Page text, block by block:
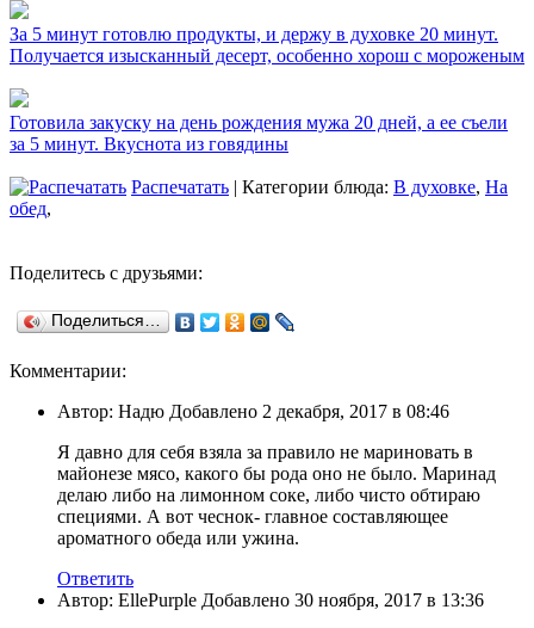
За 5 минут готовлю продукты, и держу в духовке 20 минут.
Получается изысканный десерт, особенно хорош с мороженым
Готовила закуску на день рождения мужа 20 дней, а ее съели
за 5 минут. Вкуснота из говядины
Распечатать | Категории блюда: В духовке, На
обед,
Поделитесь с друзьями:
Поделиться…
Комментарии:
Автор: Надю Добавлено 2 декабря, 2017 в 08:46
Я давно для себя взяла за правило не мариновать в
майонезе мясо, какого бы рода оно не было. Маринад
делаю либо на лимонном соке, либо чисто обтираю
специями. А вот чеснок- главное составляющее
ароматного обеда или ужина.
Ответить
Автор: EllePurple Добавлено 30 ноября, 2017 в 13:36